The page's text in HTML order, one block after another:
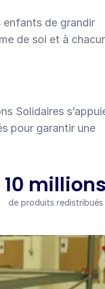
enfants de grandir
de soi et à
Solidaires
pour garantir une
10 millions
de produits redistribués